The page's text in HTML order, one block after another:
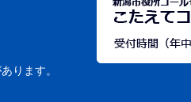
ります。